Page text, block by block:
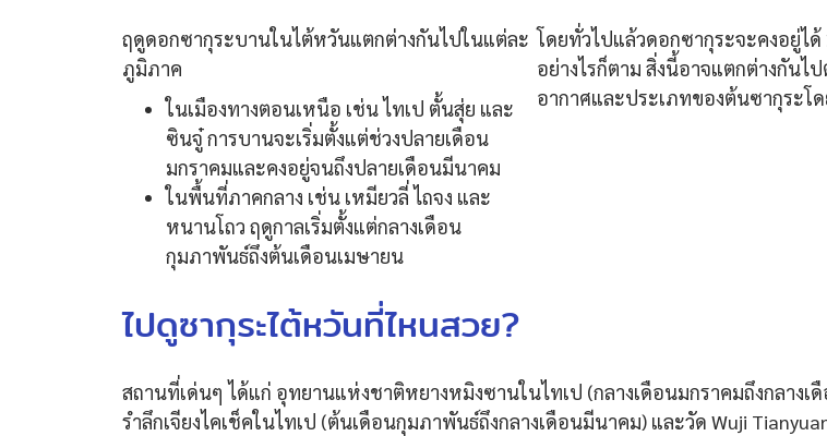
ฤดูดอกซากุระบานในไต้หวันแตกต่างกันไปในแต่ละ
ภูมิภาค
ในเมืองทางตอนเหนือ เช่น ไทเป ตั้นสุ่ย และ
ซินจู๋ การบานจะเริ่มตั้งแต่ช่วงปลายเดือน
มกราคมและคงอยู่จนถึงปลายเดือนมีนาคม
ในพื้นที่ภาคกลาง เช่น เหมียวลี่ ไถจง และ
หนานโถว ฤดูกาลเริ่มตั้งแต่กลางเดือน
กุมภาพันธ์ถึงต้นเดือนเมษายน​​
โดยทั่วไปแล้วดอกซากุระจะคงอยู่ไ
อย่างไรก็ตาม สิ่งนี้อาจแตกต่างกันไ
อากาศและประเภทของต้นซากุระโ
ไปดูซากุระไต้หวันที่ไหนสวย?
สถานที่เด่นๆ ได้แก่ อุทยานแห่งชาติหยางหมิงซานในไทเป (กลางเดือนมกราคมถึงกลางเ
รำลึกเจียงไคเช็คในไทเป (ต้นเดือนกุมภาพันธ์ถึงกลางเดือนมีนาคม) และวัด Wuji